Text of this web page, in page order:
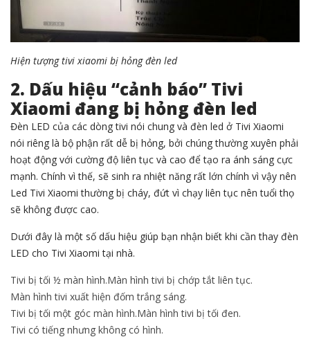
Hiện tượng tivi xiaomi bị hỏng đèn led
2. Dấu hiệu “cảnh báo” Tivi
Xiaomi đang bị hỏng đèn led
Đèn LED của các dòng tivi nói chung và đèn led ở Tivi Xiaomi
nói riêng là bộ phận rất dễ bị hỏng, bởi chúng thường xuyên phải
hoạt động với cường độ liên tục và cao để tạo ra ánh sáng cực
mạnh. Chính vì thế, sẽ sinh ra nhiệt năng rất lớn chính vì vậy nên
Led Tivi Xiaomi thường bị cháy, đứt vì chạy liên tục nên tuổi thọ
sẽ không được cao.
Dưới đây là một số dấu hiệu giúp bạn nhận biết khi cần thay đèn
LED cho Tivi Xiaomi tại nhà.
Tivi bị tối ½ màn hình.Màn hình tivi bị chớp tắt liên tục.
Màn hình tivi xuất hiện đốm trắng sáng.
Tivi bị tối một góc màn hình.Màn hình tivi bị tối đen.
Tivi có tiếng nhưng không có hình.